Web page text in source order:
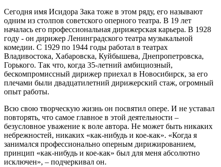
Сегодня имя Исидора Зака тоже в этом ряду, его называют
одним из столпов советского оперного театра. В 19 лет
началась его профессиональная дирижерская карьера. В 1928
году - он дирижер Ленинградского театра музыкальной
комедии. С 1929 по 1944 годы работал в театрах
Владивостока, Хабаровска, Куйбышева, Днепропетровска,
Горького. Так что, когда 35-летний амбициозный,
бескомпромиссный дирижер приехал в Новосибирск, за его
плечами были двадцатилетний дирижерский стаж, огромный
опыт работы.
Всю свою творческую жизнь он посвятил опере. И не уставал
повторять, что самое главное в этой деятельности –
безусловное уважение к воле автора. Не может быть никаких
небрежностей, никаких «как-нибудь и кое-как». «Когда я
занимался профессионально оперным дирижированием,
принцип «как-нибудь и кое-как» был для меня абсолютно
исключен», – подчеркивал он.